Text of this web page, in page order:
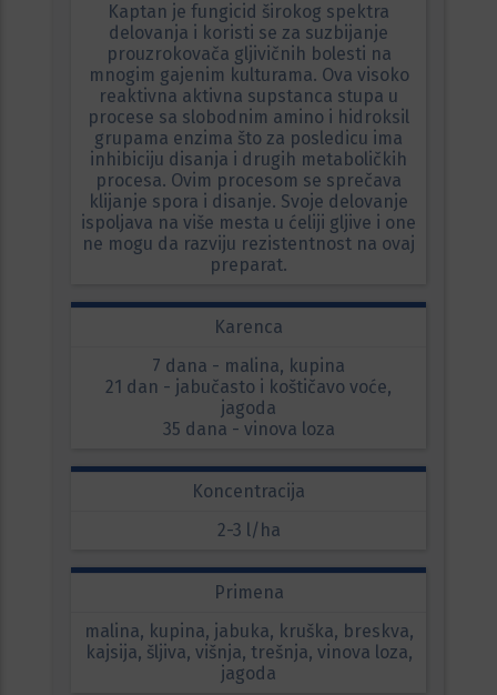
Kaptan je fungicid širokog spektra
delovanja i koristi se za suzbijanje
prouzrokovača gljivičnih bolesti na
mnogim gajenim kulturama. Ova visoko
reaktivna aktivna supstanca stupa u
procese sa slobodnim amino i hidroksil
grupama enzima što za posledicu ima
inhibiciju disanja i drugih metaboličkih
procesa. Ovim procesom se sprečava
klijanje spora i disanje. Svoje delovanje
ispoljava na više mesta u ćeliji gljive i one
ne mogu da razviju rezistentnost na ovaj
preparat.
Karenca
7 dana - malina, kupina
21 dan - jabučasto i koštičavo voće,
jagoda
35 dana - vinova loza
Koncentracija
2-3 l/ha
Primena
malina, kupina, jabuka, kruška, breskva,
kajsija, šljiva, višnja, trešnja, vinova loza,
jagoda